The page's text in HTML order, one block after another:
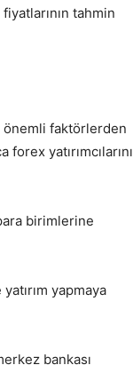
tahmin
önemli faktörlerden
yatırımcılarını
birimlerine
yapmaya
bankası